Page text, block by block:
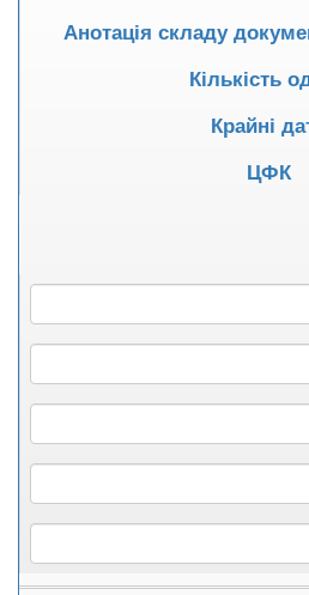
Анотація складу
Кількість
Крайні
ЦФК